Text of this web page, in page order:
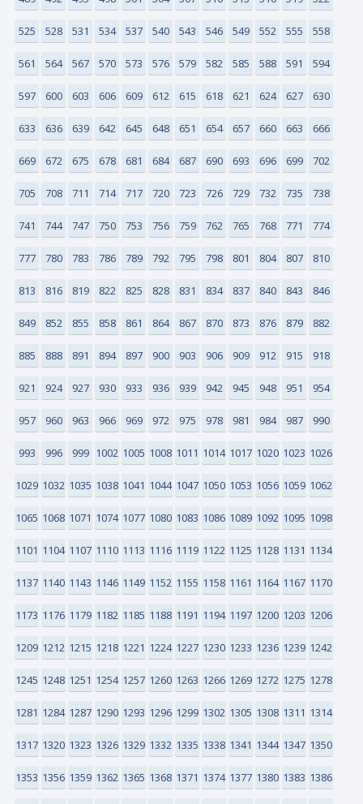
525 528 531 534 537 540 543 546 549 552 555 558
561 564 567 570 573 576 579 582 585 588 591 594
597 600 603 606 609 612 615 618 621 624 627 630
633 636 639 642 645 648 651 654 657 660 663 666
669 672 675 678 681 684 687 690 693 696 699 702
705 708 711 714 717 720 723 726 729 732 735 738
741 744 747 750 753 756 759 762 765 768 771 774
777 780 783 786 789 792 795 798 801 804 807 810
813 816 819 822 825 828 831 834 837 840 843 846
849 852 855 858 861 864 867 870 873 876 879 882
885 888 891 894 897 900 903 906 909 912 915 918
921 924 927 930 933 936 939 942 945 948 951 954
957 960 963 966 969 972 975 978 981 984 987 990
993 996 999 1002 1005 1008 1011 1014 1017 1020 1023 1026
1029 1032 1035 1038 1041 1044 1047 1050 1053 1056 1059 1062
1065 1068 1071 1074 1077 1080 1083 1086 1089 1092 1095 1098
1101 1104 1107 1110 1113 1116 1119 1122 1125 1128 1131 1134
1137 1140 1143 1146 1149 1152 1155 1158 1161 1164 1167 1170
1173 1176 1179 1182 1185 1188 1191 1194 1197 1200 1203 1206
1209 1212 1215 1218 1221 1224 1227 1230 1233 1236 1239 1242
1245 1248 1251 1254 1257 1260 1263 1266 1269 1272 1275 1278
1281 1284 1287 1290 1293 1296 1299 1302 1305 1308 1311 1314
1317 1320 1323 1326 1329 1332 1335 1338 1341 1344 1347 1350
1353 1356 1359 1362 1365 1368 1371 1374 1377 1380 1383 1386